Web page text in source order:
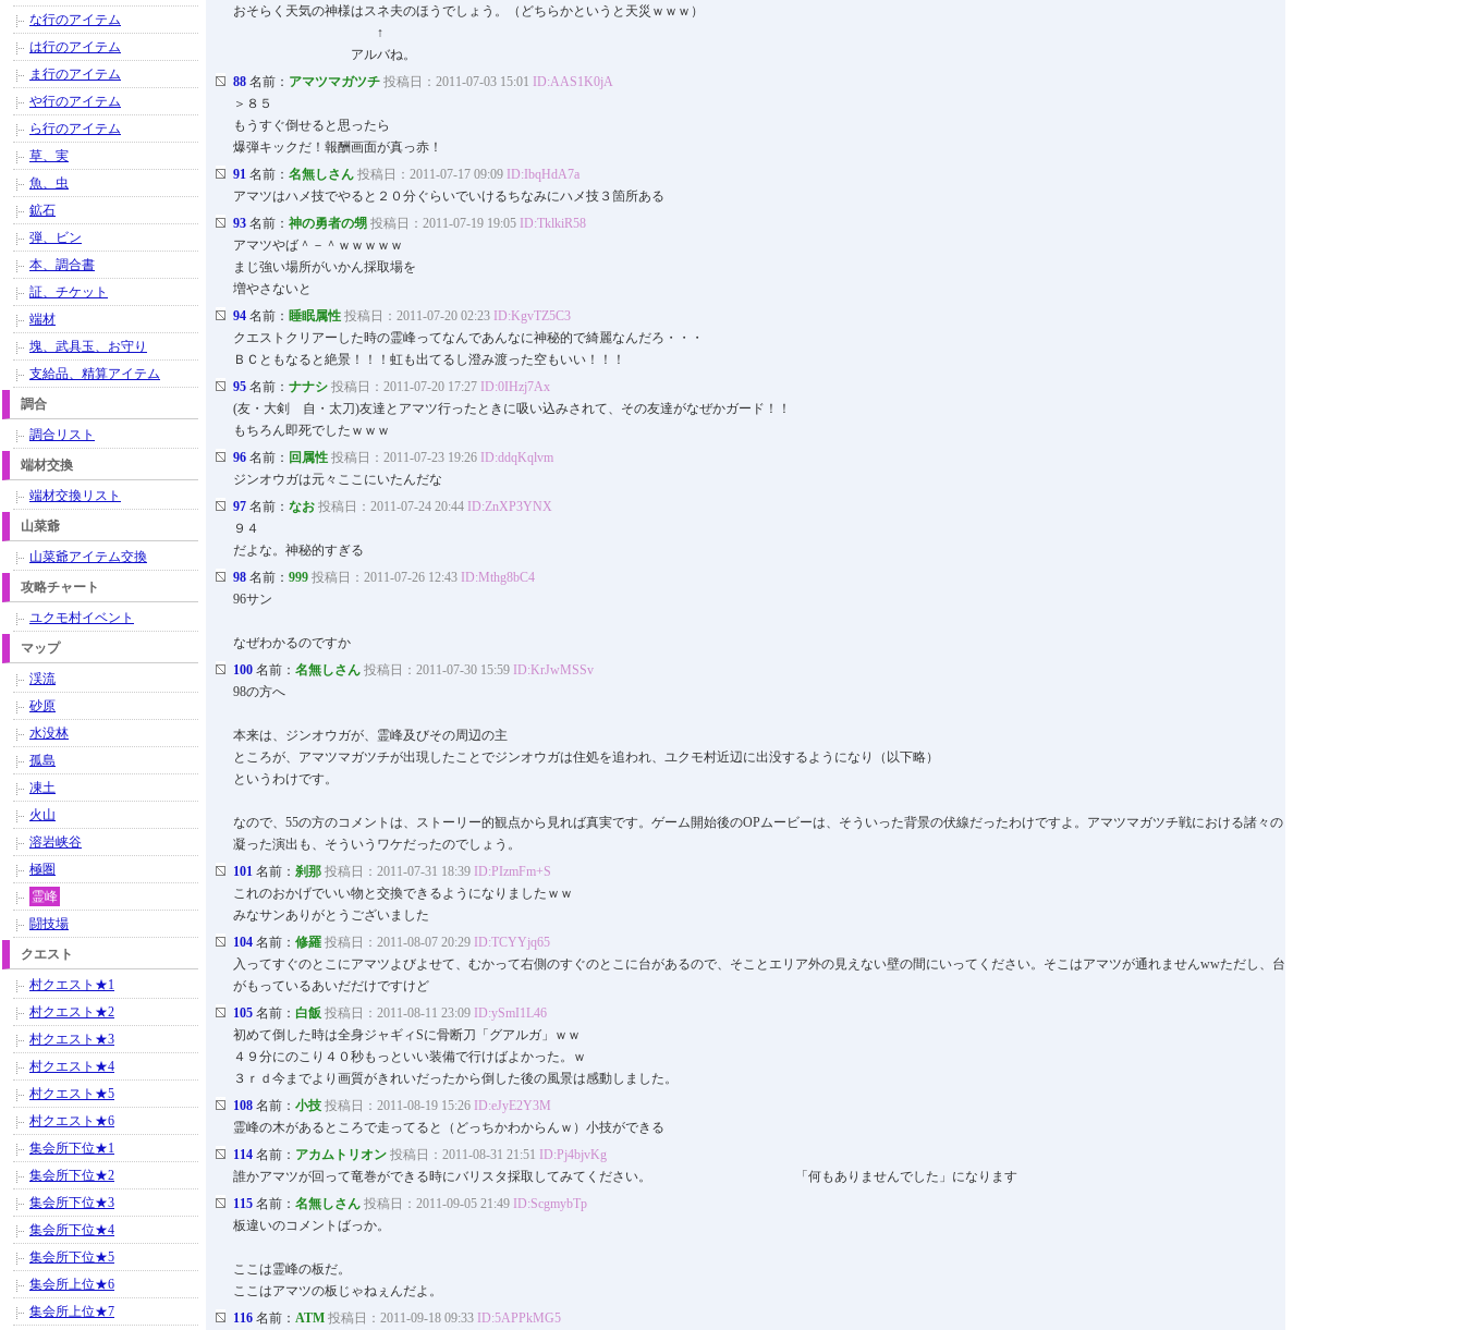
おそらく天気の神様はスネ夫のほうでしょう。（どちらかというと天災ｗｗｗ）
↑
アルバね。
88 名前： アマツマガツチ 投稿日：2011-07-03 15:01 ID:AAS1K0jA
＞８５
もうすぐ倒せると思ったら
爆弾キックだ！報酬画面が真っ赤！
91 名前： 名無しさん 投稿日：2011-07-17 09:09 ID:IbqHdA7a
アマツはハメ技でやると２０分ぐらいでいけるちなみにハメ技３箇所ある
93 名前： 神の勇者の甥 投稿日：2011-07-19 19:05 ID:TklkiR58
アマツやば＾－＾ｗｗｗｗｗ
まじ強い場所がいかん採取場を
増やさないと
94 名前： 睡眠属性 投稿日：2011-07-20 02:23 ID:KgvTZ5C3
クエストクリアーした時の霊峰ってなんであんなに神秘的で綺麗なんだろ・・・
ＢＣともなると絶景！！！虹も出てるし澄み渡った空もいい！！！
95 名前： ナナシ 投稿日：2011-07-20 17:27 ID:0IHzj7Ax
(友・大剣 自・太刀)友達とアマツ行ったときに吸い込みされて、その友達がなぜかガード！！
もちろん即死でしたｗｗｗ
96 名前： 回属性 投稿日：2011-07-23 19:26 ID:ddqKqlvm
ジンオウガは元々ここにいたんだな
97 名前： なお 投稿日：2011-07-24 20:44 ID:ZnXP3YNX
９４
だよな。神秘的すぎる
98 名前： 999 投稿日：2011-07-26 12:43 ID:Mthg8bC4
96サン
なぜわかるのですか
100 名前： 名無しさん 投稿日：2011-07-30 15:59 ID:KrJwMSSv
98の方へ
本来は、ジンオウガが、霊峰及びその周辺の主
ところが、アマツマガツチが出現したことでジンオウガは住処を追われ、ユクモ村近辺に出没するようになり（以下略）
というわけです。
なので、55の方のコメントは、ストーリー的観点から見れば真実です。ゲーム開始後のOPムービーは、そういった背景の伏線だったわけですよ。アマツマガツチ戦における諸々の
凝った演出も、そういうワケだったのでしょう。
101 名前： 刹那 投稿日：2011-07-31 18:39 ID:PIzmFm+S
これのおかげでいい物と交換できるようになりましたｗｗ
みなサンありがとうございました
104 名前： 修羅 投稿日：2011-08-07 20:29 ID:TCYYjq65
入ってすぐのとこにアマツよびよせて、むかって右側のすぐのとこに台があるので、そことエリア外の見えない壁の間にいってください。そこはアマツが通れませんwwただし、台
がもっているあいだだけですけど
105 名前： 白飯 投稿日：2011-08-11 23:09 ID:ySmI1L46
初めて倒した時は全身ジャギィSに骨断刀「グアルガ」ｗｗ
４９分にのこり４０秒もっといい装備で行けばよかった。ｗ
３ｒｄ今までより画質がきれいだったから倒した後の風景は感動しました。
108 名前： 小技 投稿日：2011-08-19 15:26 ID:eJyE2Y3M
霊峰の木があるところで走ってると（どっちかわからんｗ）小技ができる
114 名前： アカムトリオン 投稿日：2011-08-31 21:51 ID:Pj4bjvKg
誰かアマツが回って竜巻ができる時にバリスタ採取してみてください。 「何もありませんでした」になります
115 名前： 名無しさん 投稿日：2011-09-05 21:49 ID:ScgmybTp
板違いのコメントばっか。
ここは霊峰の板だ。
ここはアマツの板じゃねぇんだよ。
116 名前： ATM 投稿日：2011-09-18 09:33 ID:5APPkMG5
な行のアイテム
は行のアイテム
ま行のアイテム
や行のアイテム
ら行のアイテム
草、実
魚、虫
鉱石
弾、ビン
本、調合書
証、チケット
端材
塊、武具玉、お守り
支給品、精算アイテム
調合
調合リスト
端材交換
端材交換リスト
山菜爺
山菜爺アイテム交換
攻略チャート
ユクモ村イベント
マップ
渓流
砂原
水没林
孤島
凍土
火山
溶岩峡谷
極圏
霊峰
闘技場
クエスト
村クエスト★1
村クエスト★2
村クエスト★3
村クエスト★4
村クエスト★5
村クエスト★6
集会所下位★1
集会所下位★2
集会所下位★3
集会所下位★4
集会所下位★5
集会所上位★6
集会所上位★7